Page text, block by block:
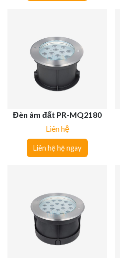
Đèn âm đất PR-MQ2180
Liên hệ
Liên hệ hệ ngay